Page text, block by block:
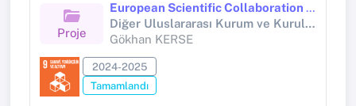
Proje
European Scientific Collaboration Project (EUSCP) - Current Approaches to Entrepreneurship and Innovation Management
Diğer Uluslararası Kurum ve Kuruluşlar (Diğer (Uluslararası))
Gökhan KERSE
2024-2025
Tamamlandı